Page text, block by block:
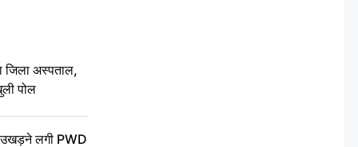
जिला अस्पताल,
पोल
लगी PWD